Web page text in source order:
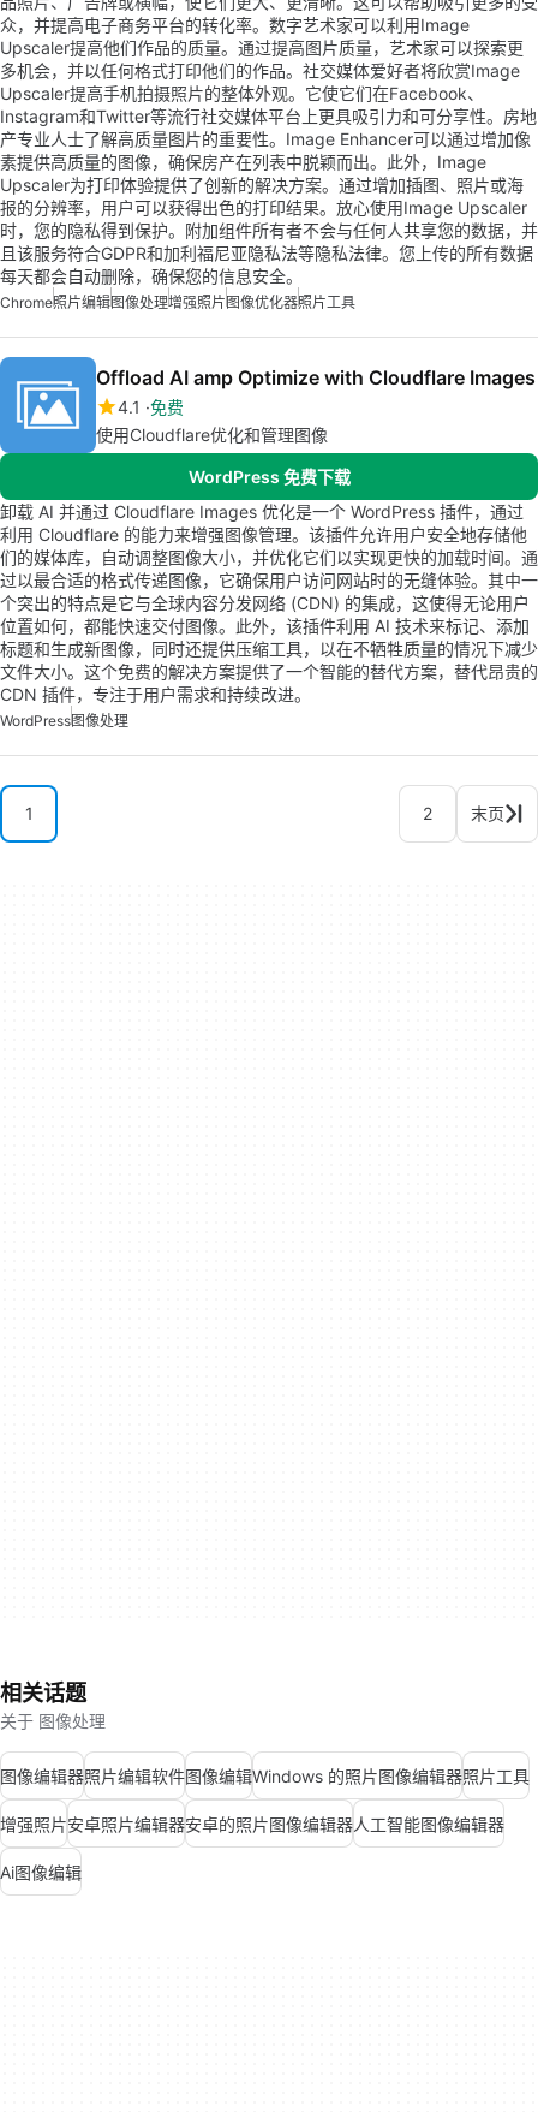
众，并提高电子商务平台的转化率。数字艺术家可以利用Image
Upscaler提高他们作品的质量。通过提高图片质量，艺术家可以探索更
多机会，并以任何格式打印他们的作品。社交媒体爱好者将欣赏Image
Upscaler提高手机拍摄照片的整体外观。它使它们在Facebook、
Instagram和Twitter等流行社交媒体平台上更具吸引力和可分享性。房地
产专业人士了解高质量图片的重要性。Image Enhancer可以通过增加像
素提供高质量的图像，确保房产在列表中脱颖而出。此外，Image
Upscaler为打印体验提供了创新的解决方案。通过增加插图、照片或海
报的分辨率，用户可以获得出色的打印结果。放心使用Image Upscaler
时，您的隐私得到保护。附加组件所有者不会与任何人共享您的数据，并
且该服务符合GDPR和加利福尼亚隐私法等隐私法律。您上传的所有数据
每天都会自动删除，确保您的信息安全。
Chrome照片编辑图像处理增强照片图像优化器照片工具
Offload AI amp Optimize with Cloudflare Images
4.1 免费
使用Cloudflare优化和管理图像
WordPress 免费下载
卸载 AI 并通过 Cloudflare Images 优化是一个 WordPress 插件，通过
利用 Cloudflare 的能力来增强图像管理。该插件允许用户安全地存储他
们的媒体库，自动调整图像大小，并优化它们以实现更快的加载时间。通
过以最合适的格式传递图像，它确保用户访问网站时的无缝体验。其中一
个突出的特点是它与全球内容分发网络 (CDN) 的集成，这使得无论用户
位置如何，都能快速交付图像。此外，该插件利用 AI 技术来标记、添加
标题和生成新图像，同时还提供压缩工具，以在不牺牲质量的情况下减少
文件大小。这个免费的解决方案提供了一个智能的替代方案，替代昂贵的
CDN 插件，专注于用户需求和持续改进。
WordPress图像处理
1 2 末页
相关话题
关于 图像处理
图像编辑器照片编辑软件图像编辑Windows 的照片图像编辑器照片工具
增强照片安卓照片编辑器安卓的照片图像编辑器人工智能图像编辑器
Ai图像编辑